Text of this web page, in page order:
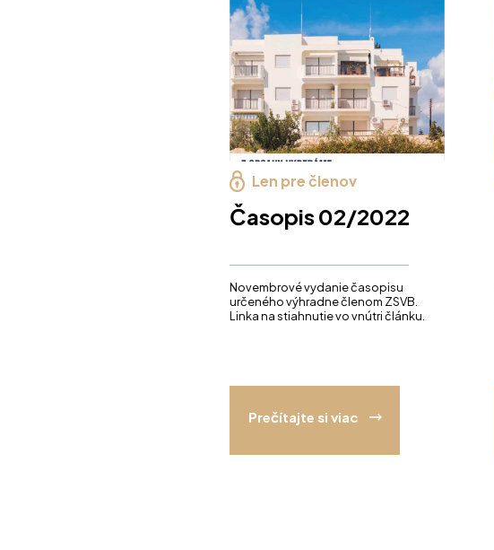
Len pre členov
Časopis 02/2022
Novembrové vydanie časopisu
určeného výhradne členom ZSVB.
Linka na stiahnutie vo vnútri článku.
Prečítajte si viac